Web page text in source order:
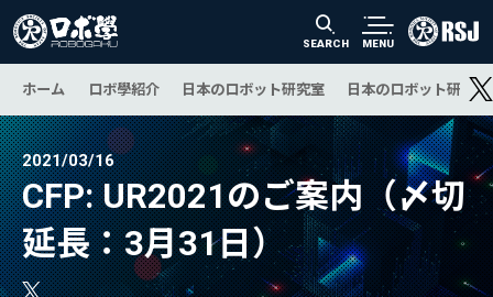
SEARCH MENU
ホーム ロボ學紹介 日本のロボット研究室 日本のロボット研究
2021/03/16
CFP: UR2021のご案内（〆切
延長：3月31日）